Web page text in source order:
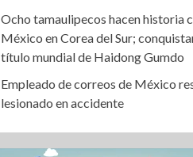
Ocho tamaulipecos hacen historia
México en Corea del Sur;
título mundial de Haidong Gumdo
Empleado de correos de México
lesionado en accidente